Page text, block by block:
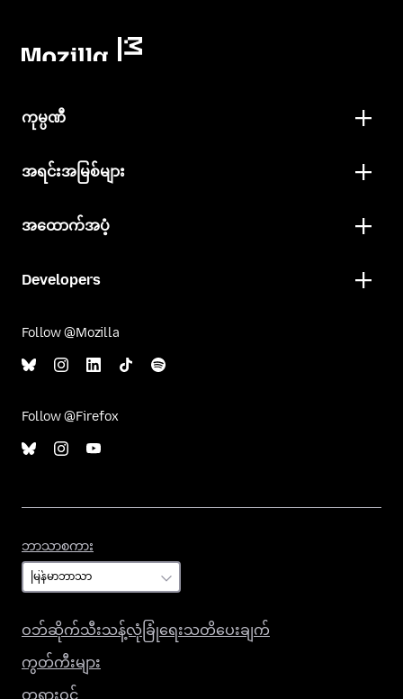
ကုမ္ပဏီ
အရင်းအမြစ်များ
အထောက်အပံ့
Developers
Follow @Mozilla
Follow @Firefox
ဘာသာစကား
ဝဘ်ဆိုက်သီးသန့်လုံခြုံရေးသတိပေးချက်
ကွတ်ကီးများ
တရားဝင်